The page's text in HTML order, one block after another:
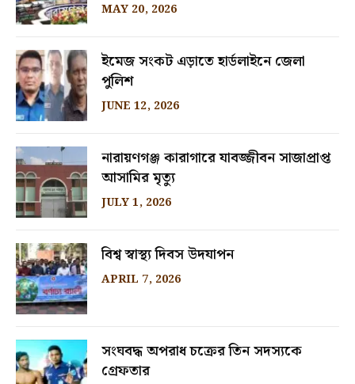
MAY 20, 2026
ইমেজ সংকট এড়াতে হার্ডলাইনে জেলা
পুলিশ
JUNE 12, 2026
নারায়ণগঞ্জ কারাগারে যাবজ্জীবন সাজাপ্রাপ্ত
আসামির মৃত্যু
JULY 1, 2026
বিশ্ব স্বাস্থ্য দিবস উদযাপন
APRIL 7, 2026
সংঘবদ্ধ অপরাধ চক্রের তিন সদস্যকে
গ্রেফতার